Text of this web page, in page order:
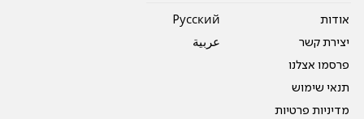
אודות
יצירת קשר
פרסמו אצלנו
תנאי שימוש
מדיניות פרטיות
Pусский
عربية